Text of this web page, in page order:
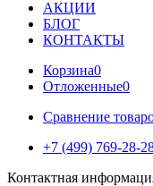
АКЦИИ
БЛОГ
КОНТАКТЫ
Корзина0
Отложенные0
Сравнение
+7 (499) 769-28-
Контактная